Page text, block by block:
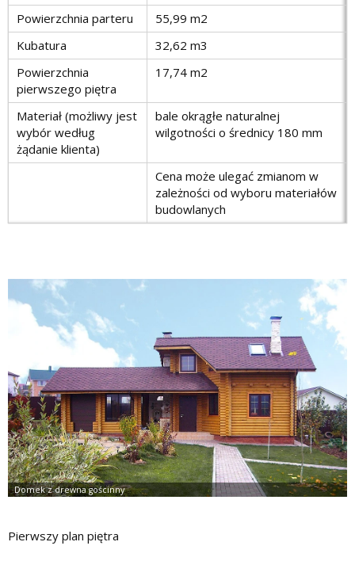
Powierzchnia parteru
55,99 m2
Kubatura
32,62 m3
Powierzchnia
pierwszego piętra
17,74 m2
Materiał (możliwy jest
wybór według
żądanie klienta)
bale okrągłe naturalnej
wilgotności o średnicy 180 mm
Cena może ulegać zmianom w
zależności od wyboru materiałów
budowlanych
Pierwszy plan piętra